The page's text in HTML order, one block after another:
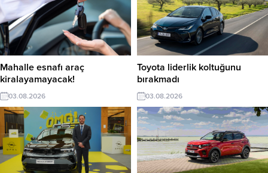
Mahalle esnafı araç
kiralayamayacak!
03.08.2026
Toyota liderlik koltuğunu
bırakmadı
03.08.2026